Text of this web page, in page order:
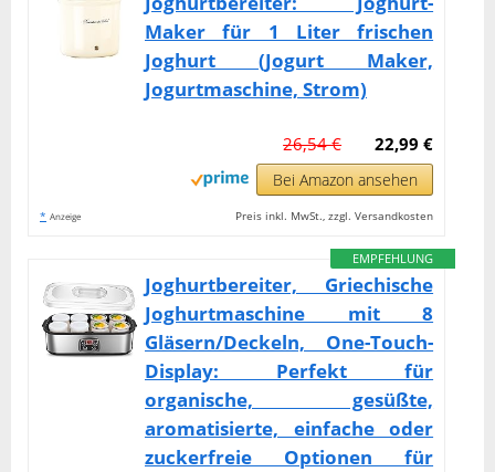
Maker für 1 Liter frischen
Joghurt (Jogurt Maker,
Jogurtmaschine, Strom)
22,99 €
26,54 €
Bei Amazon ansehen
* Anzeige Preis inkl. MwSt., zzgl. Versandkosten
EMPFEHLUNG
Joghurtbereiter, Griechische
Joghurtmaschine mit 8
Gläsern/Deckeln, One-Touch-
Display: Perfekt für
organische, gesüßte,
aromatisierte, einfache oder
zuckerfreie Optionen für